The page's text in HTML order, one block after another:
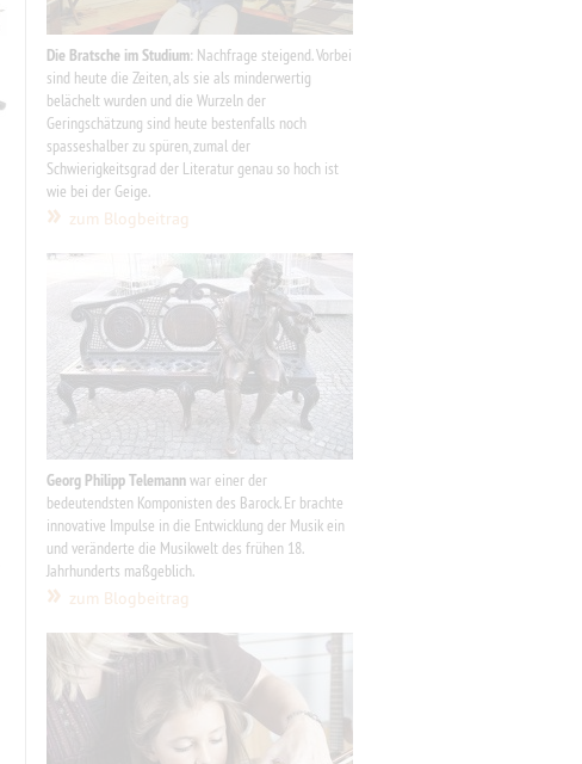
Die Bratsche im Studium: Nachfrage steigend.Vorbei
sind heute die Zeiten, als sie als minderwertig
belächelt wurden und die Wurzeln der
Geringschätzung sind heute bestenfalls noch
spasseshalber zu spüren, zumal der
Schwierigkeitsgrad der Literatur genau so hoch ist
wie bei der Geige.
» zum Blogbeitrag
Georg Philipp Telemannwar einer der
bedeutendsten Komponisten des Barock. Er brachte
innovative Impulse in die Entwicklung der Musik ein
und veränderte die Musikwelt des frühen 18.
Jahrhunderts maßgeblich.
» zum Blogbeitrag